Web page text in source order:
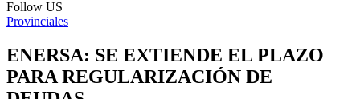
Follow US
Provinciales
ENERSA: SE EXTIENDE EL PLAZO
PARA REGULARIZACIÓN DE